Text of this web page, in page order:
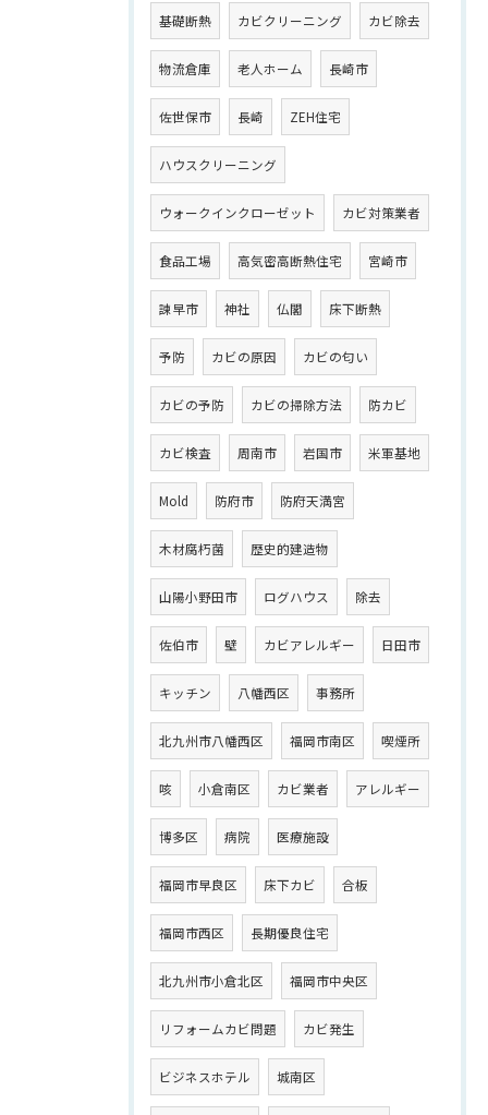
基礎断熱 カビクリーニング カビ除去
物流倉庫 老人ホーム 長崎市
佐世保市 長崎 ZEH住宅
ハウスクリーニング
ウォークインクローゼット カビ対策業者
食品工場 高気密高断熱住宅 宮崎市
諫早市 神社 仏閣 床下断熱
予防 カビの原因 カビの匂い
カビの予防 カビの掃除方法 防カビ
カビ検査 周南市 岩国市 米軍基地
Mold 防府市 防府天満宮
木材腐朽菌 歴史的建造物
山陽小野田市 ログハウス 除去
佐伯市 壁 カビアレルギー 日田市
キッチン 八幡西区 事務所
北九州市八幡西区 福岡市南区 喫煙所
咳 小倉南区 カビ業者 アレルギー
博多区 病院 医療施設
福岡市早良区 床下カビ 合板
福岡市西区 長期優良住宅
北九州市小倉北区 福岡市中央区
リフォームカビ問題 カビ発生
ビジネスホテル 城南区